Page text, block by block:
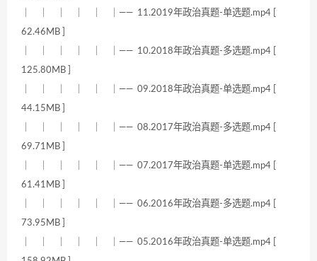
｜ ｜ ｜ ｜ ｜ ｜—— 11.2019年政治真题-单选题.mp4 [
62.46MB ]
｜ ｜ ｜ ｜ ｜ ｜—— 10.2018年政治真题-多选题.mp4 [
125.80MB ]
｜ ｜ ｜ ｜ ｜ ｜—— 09.2018年政治真题-单选题.mp4 [
44.15MB ]
｜ ｜ ｜ ｜ ｜ ｜—— 08.2017年政治真题-多选题.mp4 [
69.71MB ]
｜ ｜ ｜ ｜ ｜ ｜—— 07.2017年政治真题-单选题.mp4 [
61.41MB ]
｜ ｜ ｜ ｜ ｜ ｜—— 06.2016年政治真题-多选题.mp4 [
73.95MB ]
｜ ｜ ｜ ｜ ｜ ｜—— 05.2016年政治真题-单选题.mp4 [